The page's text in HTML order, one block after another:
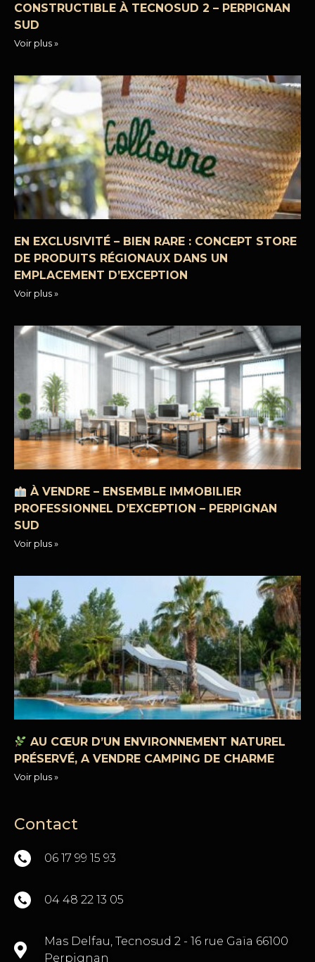
CONSTRUCTIBLE À TECNOSUD 2 – PERPIGNAN
SUD
Voir plus »
EN EXCLUSIVITÉ – BIEN RARE : CONCEPT STORE
DE PRODUITS RÉGIONAUX DANS UN
EMPLACEMENT D’EXCEPTION
Voir plus »
À VENDRE – ENSEMBLE IMMOBILIER
PROFESSIONNEL D’EXCEPTION – PERPIGNAN
SUD
Voir plus »
AU CŒUR D’UN ENVIRONNEMENT NATUREL
PRÉSERVÉ, A VENDRE CAMPING DE CHARME
Voir plus »
Contact
06 17 99 15 93
04 48 22 13 05
Mas Delfau, Tecnosud 2 - 16 rue Gaïa 66100
Perpignan